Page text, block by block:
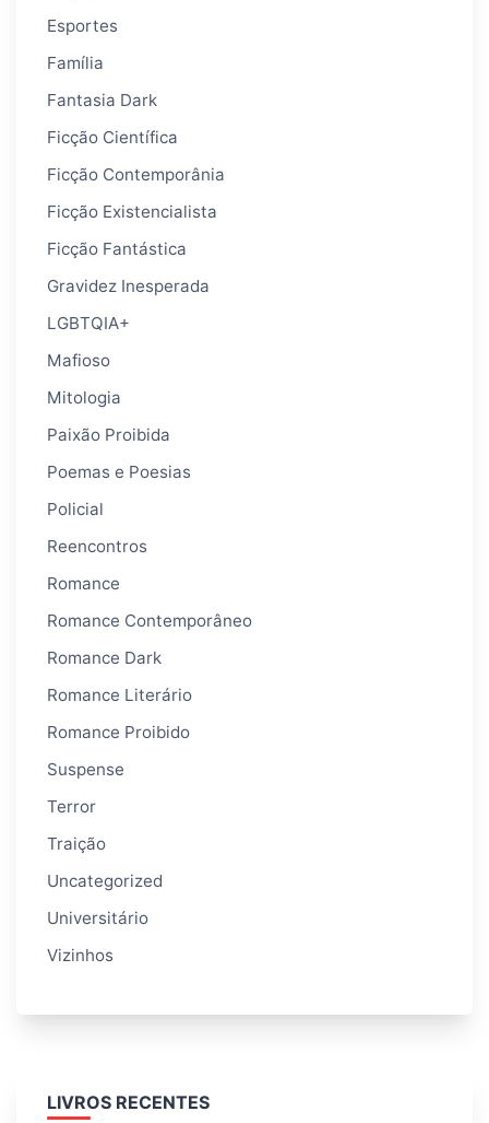
Esportes
Família
Fantasia Dark
Ficção Científica
Ficção Contemporânia
Ficção Existencialista
Ficção Fantástica
Gravidez Inesperada
LGBTQIA+
Mafioso
Mitologia
Paixão Proibida
Poemas e Poesias
Policial
Reencontros
Romance
Romance Contemporâneo
Romance Dark
Romance Literário
Romance Proibido
Suspense
Terror
Traição
Uncategorized
Universitário
Vizinhos
LIVROS RECENTES